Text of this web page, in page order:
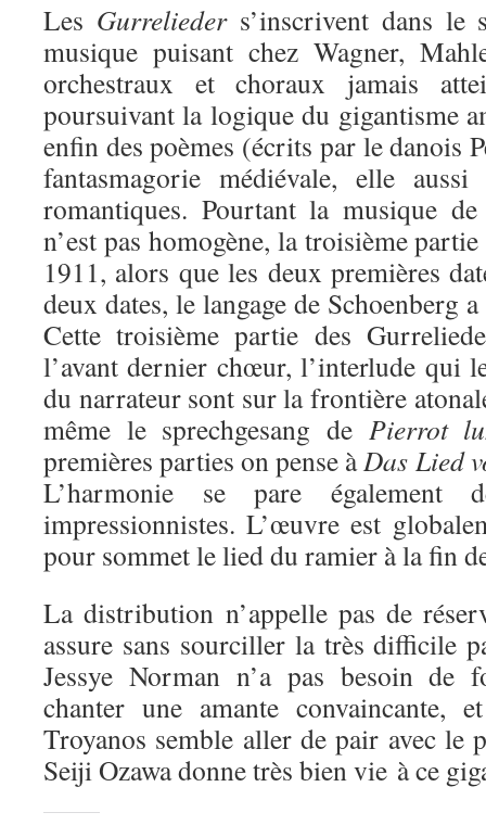
Les Gurrelieders’inscrivent dans le
musique puisant chez Wagner,
orchestraux et choraux jamais
poursuivant la logique du gigantisme
enfin des poèmes (écrits par le danois
fantasmagorie médiévale, elle
romantiques. Pourtant la musique
n’est pas homogène, la troisième
1911, alors que les deux premières
deux dates, le langage de Schoenberg
Cette troisième partie des
l’avant dernier chœur, l’interlude qui
du narrateur sont sur la frontière
même le sprechgesang de Pierrot
premières parties on pense àDas Lied
L’harmonie se pare également
impressionnistes. L’œuvre est
pour sommet le lied du ramier à la fin
La distribution n’appelle pas de
assure sans sourciller la très difficile
Jessye Norman n’a pas besoin de
chanter une amante convaincante,
Troyanos semble aller de pair avec le
Seiji Ozawa donne très bien vie à ce